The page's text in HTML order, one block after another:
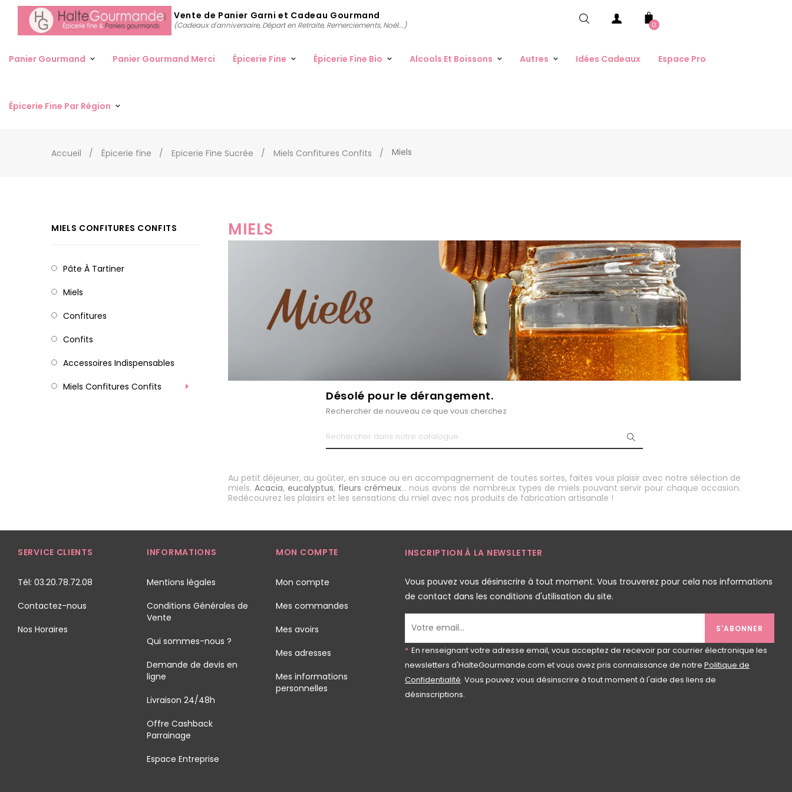
Vente de Panier Garni et Cadeau Gourmand
(Cadeaux d'anniversaire, Départ en Retraite, Remerciements, Noël...) 0
Panier Gourmand Panier Gourmand Merci Épicerie Fine Épicerie Fine Bio Alcools Et Boissons Autres Idées Cadeaux Espace Pro
Épicerie Fine Par Région
Accueil Épicerie fine Epicerie Fine Sucrée Miels Confitures Confits Miels
MIELS CONFITURES CONFITS
Pâte À Tartiner
Miels
Confitures
Confits
Accessoires Indispensables
Miels Confitures Confits
MIELS
Désolé pour le dérangement.
Rechercher de nouveau ce que vous cherchez
Au petit déjeuner, au goûter, en sauce ou en accompagnement de toutes sortes, faites vous plaisir avec notre sélection de
miels. Acacia, eucalyptus, fleurs crémeux… nous avons de nombreux types de miels pouvant servir pour chaque occasion.
Redécouvrez les plaisirs et les sensations du miel avec nos produits de fabrication artisanale !
SERVICE CLIENTS
Tél: 03.20.78.72.08
Contactez-nous
Nos Horaires
INFORMATIONS
Mentions légales
Conditions Générales de
Vente
Qui sommes-nous ?
Demande de devis en
ligne
Livraison 24/48h
Offre Cashback
Parrainage
Espace Entreprise
MON COMPTE
Mon compte
Mes commandes
Mes avoirs
Mes adresses
Mes informations
personnelles
INSCRIPTION À LA NEWSLETTER
Vous pouvez vous désinscrire à tout moment. Vous trouverez pour cela nos informations
de contact dans les conditions d'utilisation du site.
S'ABONNER
* En renseignant votre adresse email, vous acceptez de recevoir par courrier électronique les
newsletters d'HalteGourmande.com et vous avez pris connaissance de notre Politique de
Confidentialité. Vous pouvez vous désinscrire à tout moment à l'aide des liens de
désinscriptions.